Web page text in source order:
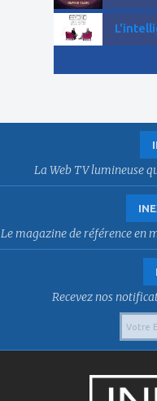
La Web TV lumineuse
Le magazine de référence en
Recevez nos